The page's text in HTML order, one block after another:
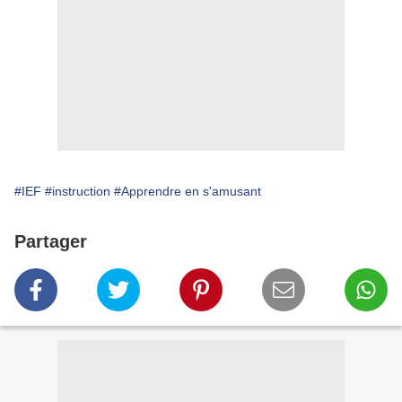
#IEF #instruction #Apprendre en s'amusant
Partager